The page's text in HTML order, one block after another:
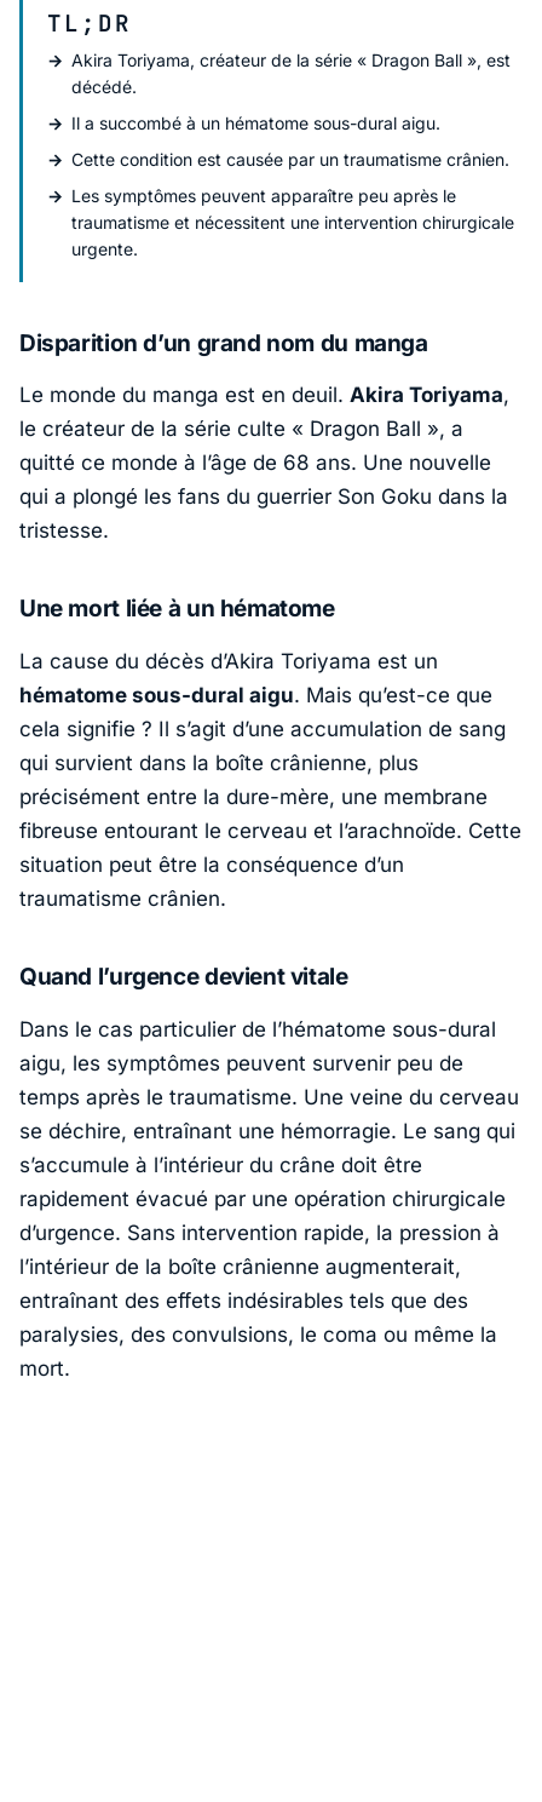
TL;DR
Akira Toriyama, créateur de la série « Dragon Ball », est
décédé.
Il a succombé à un hématome sous-dural aigu.
Cette condition est causée par un traumatisme crânien.
Les symptômes peuvent apparaître peu après le
traumatisme et nécessitent une intervention chirurgicale
urgente.
Disparition d’un grand nom du manga
Le monde du manga est en deuil. Akira Toriyama,
le créateur de la série culte « Dragon Ball », a
quitté ce monde à l’âge de 68 ans. Une nouvelle
qui a plongé les fans du guerrier Son Goku dans la
tristesse.
Une mort liée à un hématome
La cause du décès d’Akira Toriyama est un
hématome sous-dural aigu. Mais qu’est-ce que
cela signifie ? Il s’agit d’une accumulation de sang
qui survient dans la boîte crânienne, plus
précisément entre la dure-mère, une membrane
fibreuse entourant le cerveau et l’arachnoïde. Cette
situation peut être la conséquence d’un
traumatisme crânien.
Quand l’urgence devient vitale
Dans le cas particulier de l’hématome sous-dural
aigu, les symptômes peuvent survenir peu de
temps après le traumatisme. Une veine du cerveau
se déchire, entraînant une hémorragie. Le sang qui
s’accumule à l’intérieur du crâne doit être
rapidement évacué par une opération chirurgicale
d’urgence. Sans intervention rapide, la pression à
l’intérieur de la boîte crânienne augmenterait,
entraînant des effets indésirables tels que des
paralysies, des convulsions, le coma ou même la
mort.